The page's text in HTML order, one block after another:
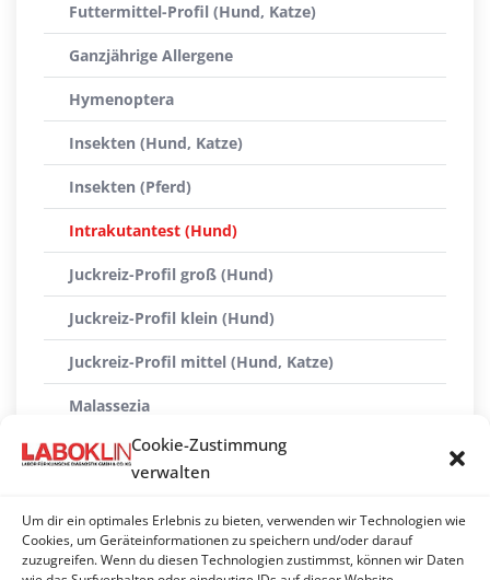
Cookie-Zustimmung
verwalten
Um dir ein optimales Erlebnis zu bieten, verwenden wir Technologien wie
Cookies, um Geräteinformationen zu speichern und/oder darauf
zuzugreifen. Wenn du diesen Technologien zustimmst, können wir Daten
Futtermittel-Profil (Hund, Katze)
Ganzjährige Allergene
Hymenoptera
Insekten (Hund, Katze)
Insekten (Pferd)
Intrakutantest (Hund)
Juckreiz-Profil groß (Hund)
Juckreiz-Profil klein (Hund)
Juckreiz-Profil mittel (Hund, Katze)
Malassezia
Mediterranes Panel
PAX complete (Umweltallergene + Futtermittel)